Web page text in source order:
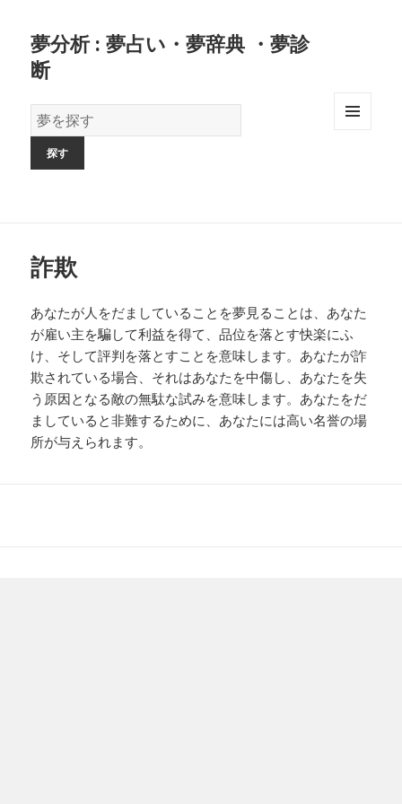
夢分析 : 夢占い・夢辞典 ・夢診
断
夢
の
詐欺
あなたが人をだましていることを夢見ることは、あなた
が雇い主を騙して利益を得て、品位を落とす快楽にふ
け、そして評判を落とすことを意味します。あなたが詐
欺されている場合、それはあなたを中傷し、あなたを失
う原因となる敵の無駄な試みを意味します。あなたをだ
ましていると非難するために、あなたには高い名誉の場
所が与えられます。